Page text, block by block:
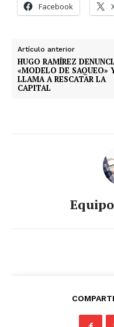
Facebook
Artículo anterior
HUGO RAMÍREZ
«MODELO DE SAQUEO»
LLAMA A RESCATAR LA
CAPITAL